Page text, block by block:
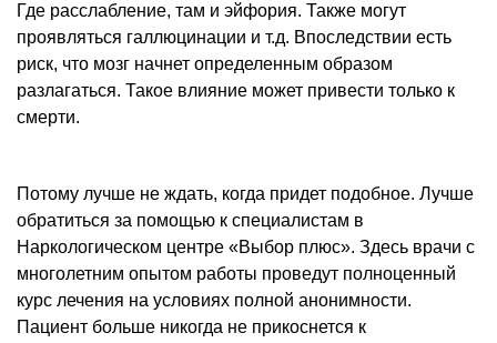
Где расслабление, там и эйфория. Также могут
проявляться галлюцинации и т.д. Впоследствии есть
риск, что мозг начнет определенным образом
разлагаться. Такое влияние может привести только к
смерти.
Потому лучше не ждать, когда придет подобное. Лучше
обратиться за помощью к специалистам в
Наркологическом центре «Выбор плюс». Здесь врачи с
многолетним опытом работы проведут полноценный
курс лечения на условиях полной анонимности.
Пациент больше никогда не прикоснется к